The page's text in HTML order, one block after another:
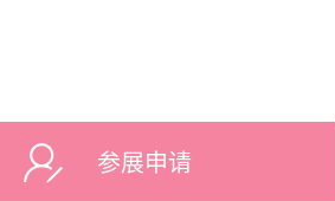
参展申请